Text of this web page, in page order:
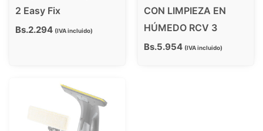
2 Easy Fix
Bs.2.294 IVA incluido
CON LIMPIEZA EN
HÚMEDO RCV 3
Bs.5.954 IVA incluido